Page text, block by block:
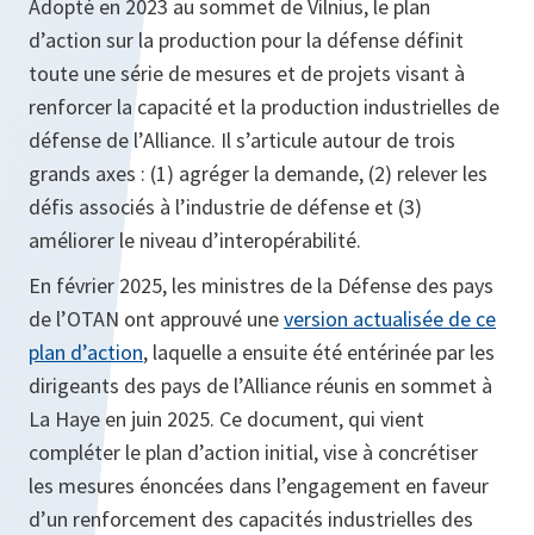
Adopté en 2023 au sommet de Vilnius, le plan
d’action sur la production pour la défense définit
toute une série de mesures et de projets visant à
renforcer la capacité et la production industrielles de
défense de l’Alliance. Il s’articule autour de trois
grands axes : (1) agréger la demande, (2) relever les
défis associés à l’industrie de défense et (3)
améliorer le niveau d’interopérabilité.
En février 2025, les ministres de la Défense des pays
de l’OTAN ont approuvé uneversion actualisée de ce
plan d’action, laquelle a ensuite été entérinée par les
dirigeants des pays de l’Alliance réunis en sommet à
La Haye en juin 2025. Ce document, qui vient
compléter le plan d’action initial, vise à concrétiser
les mesures énoncées dans l’engagement en faveur
d’un renforcement des capacités industrielles des